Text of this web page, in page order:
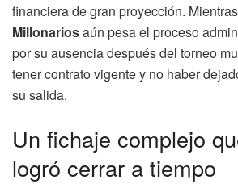
financiera de gran proyección.
Millonariosaún pesa el proceso
por su ausencia después del torneo
tener contrato vigente y no haber
su salida.
Un fichaje complejo
logró cerrar a tiempo